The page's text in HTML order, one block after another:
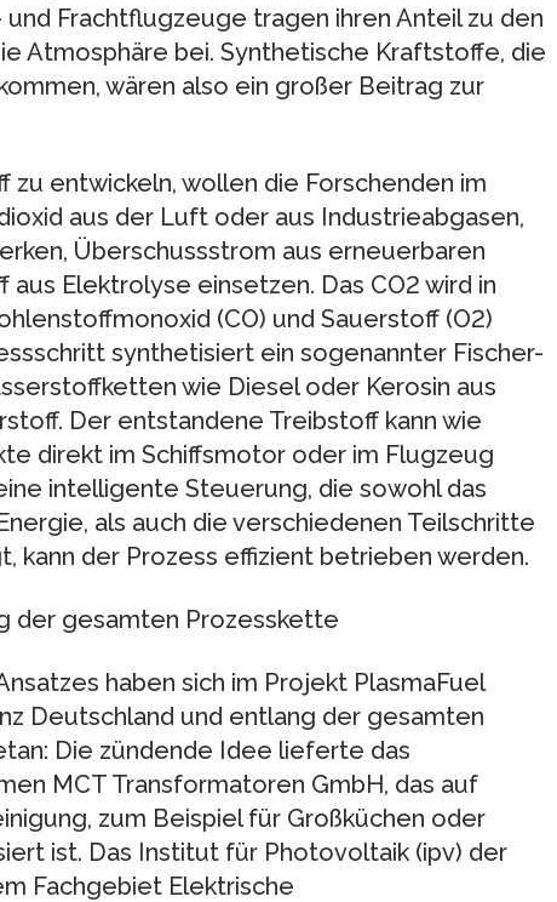
und Frachtflugzeuge tragen ihren Anteil zu den
Atmosphäre bei. Synthetische Kraftstoffe, die
wären also ein großer Beitrag zur
zu entwickeln, wollen die Forschenden im
aus der Luft oder aus Industrieabgasen,
Überschussstrom aus erneuerbaren
aus Elektrolyse einsetzen. Das CO2 wird in
(CO) und Sauerstoff (O2)
synthetisiert ein sogenannter Fischer-
wie Diesel oder Kerosin aus
Der entstandene Treibstoff kann wie
direkt im Schiffsmotor oder im Flugzeug
intelligente Steuerung, die sowohl das
als auch die verschiedenen Teilschritte
kann der Prozess effizient betrieben werden.
der gesamten Prozesskette
haben sich im Projekt PlasmaFuel
Deutschland und entlang der gesamten
Die zündende Idee lieferte das
MCT Transformatoren GmbH, das auf
zum Beispiel für Großküchen oder
ist. Das Institut für Photovoltaik (ipv) der
Fachgebiet Elektrische